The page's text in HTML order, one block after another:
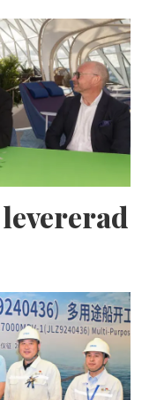
levererad